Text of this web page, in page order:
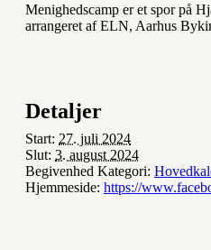
Menighedscamp er et spor på
arrangeret af ELN, Aarhus
Detaljer
Start: 27. juli 2024
Slut: 3. august 2024
Begivenhed Kategori:
Hjemmeside: https://